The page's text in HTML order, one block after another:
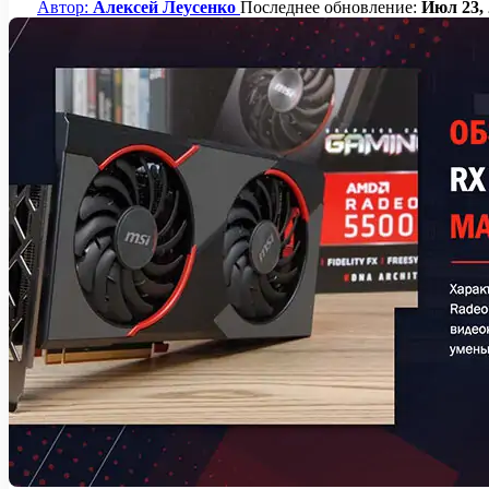
Автор: Алексей Леусенко Последнее обновление: Июл 23,